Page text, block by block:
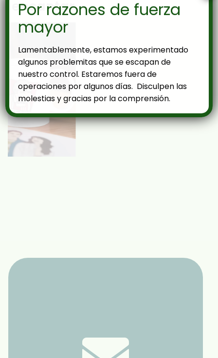
encantar
Por razones de fuerza
mayor
Lamentablemente, estamos experimentado
algunos problemitas que se escapan de
nuestro control. Estaremos fuera de
operaciones por algunos días. Disculpen las
molestias y gracias por la comprensión.